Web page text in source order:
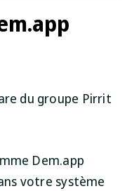
du groupe Pirrit
Dem.app
votre système